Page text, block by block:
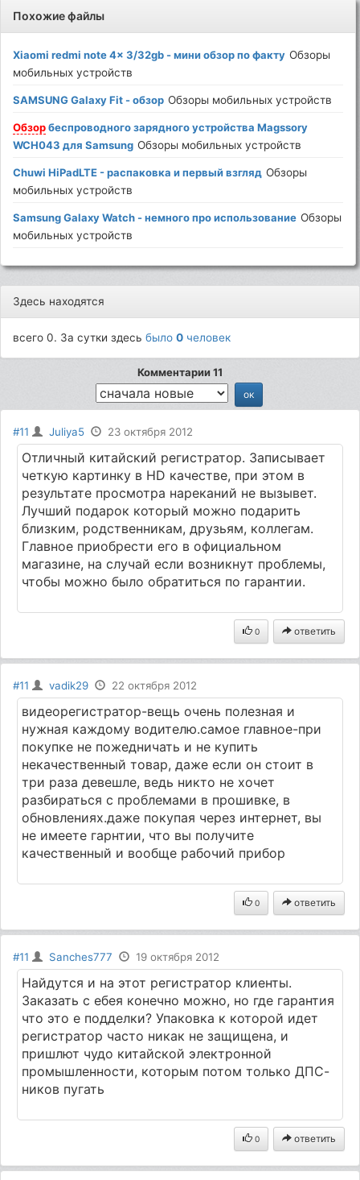
Похожие файлы
Xiaomi redmi note 4x 3/32gb - мини обзор по факту Обзоры
мобильных устройств
SAMSUNG Galaxy Fit - обзор Обзоры мобильных устройств
Обзорбеспроводного зарядного устройства Magssory
WCH043 для Samsung Обзоры мобильных устройств
Chuwi HiPadLTE - распаковка и первый взгляд Обзоры
мобильных устройств
Samsung Galaxy Watch - немного про использование Обзоры
мобильных устройств
Здесь находятся
всего 0. За сутки здесьбыло0 человек
Комментарии 11
#11 Juliya5 23 октября 2012
Отличный китайский регистратор. Записывает
четкую картинку в HD качестве, при этом в
результате просмотра нареканий не вызывет.
Лучший подарок который можно подарить
близким, родственникам, друзьям, коллегам.
Главное приобрести его в официальном
магазине, на случай если возникнут проблемы,
чтобы можно было обратиться по гарантии.
0 ответить
#11 vadik29 22 октября 2012
видеорегистратор-вещь очень полезная и
нужная каждому водителю.самое главное-при
покупке не пожедничать и не купить
некачественный товар, даже если он стоит в
три раза девешле, ведь никто не хочет
разбираться с проблемами в прошивке, в
обновлениях.даже покупая через интернет, вы
не имеете гарнтии, что вы получите
качественный и вообще рабочий прибор
0 ответить
#11 Sanches777 19 октября 2012
Найдутся и на этот регистратор клиенты.
Заказать с ебея конечно можно, но где гарантия
что это е подделки? Упаковка к которой идет
регистратор часто никак не защищена, и
пришлют чудо китайской электронной
промышленности, которым потом только ДПС-
ников пугать
0 ответить